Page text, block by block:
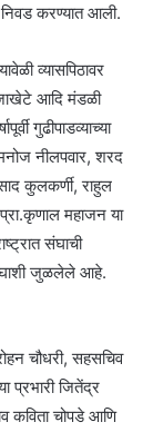
निवड करण्यात आली.
व्यासपिठावर
आदि मंडळी
गुढीपाडव्याच्या
नीलपवार, शरद
कुलकर्णी, राहुल
महाजन या
संघाची
जुळलेले आहे.
चौधरी, सहसचिव
प्रभारी जितेंद्र
कविता चोपडे आणि